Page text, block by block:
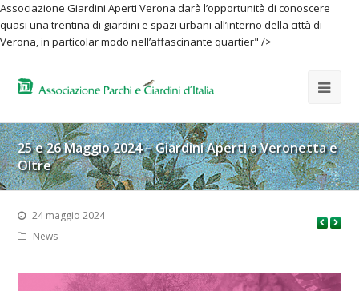
Associazione Giardini Aperti Verona darà l’opportunità di conoscere
quasi una trentina di giardini e spazi urbani all’interno della città di
Verona, in particolar modo nell’affascinante quartier" />
25 e 26 Maggio 2024 – Giardini Aperti a Veronetta e
Oltre
24 maggio 2024
News